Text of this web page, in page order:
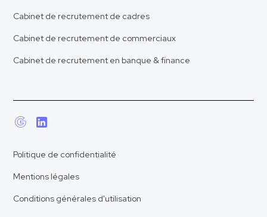
Cabinet de recrutement de cadres
Cabinet de recrutement de commerciaux
Cabinet de recrutement en banque & finance
Politique de confidentialité
Mentions légales
Conditions générales d'utilisation